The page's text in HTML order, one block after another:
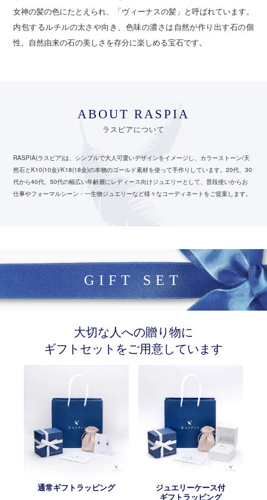
女神の髪の色にたとえられ、「ヴィーナスの髪」と呼ばれています。
内包するルチルの太さや向き、色味の濃さは自然が作り出す石の個
性。自然由来の石の美しさを存分に楽しめる宝石です。
ABOUT RASPIA
ラスピアについて
RASPIA(ラスピア)は、シンプルで大人可愛いデザインをイメージし、カラーストーン/天
然石とK10(10金)/K18(18金)の本物のゴールド素材を使って手作りしています。20代、30
代から40代、50代の幅広い年齢層にレディース向けジュエリーとして、普段使いからお
仕事やフォーマルシーン・一生物ジュエリーなど様々なコーディネートをご提案します。
GIFT SET
大切な人への贈り物に
ギフトセットをご用意しています
通常ギフトラッピング
ジュエリーケース付
ギフトラッピング